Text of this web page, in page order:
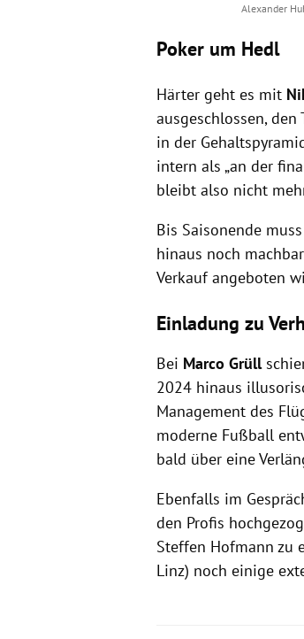
Alexander
Poker um Hedl
Härter geht es mit
ausgeschlossen,
in der
intern als „an der
bleibt also nicht
Bis Saisonende
hinaus noch
Verkauf angeboten
Einladung zu
Bei Marco Grüll
2024 hinaus
Management des
moderne Fußball
bald über eine
Ebenfalls im
den Profis
Steffen Hofmann zu
Linz) noch einige